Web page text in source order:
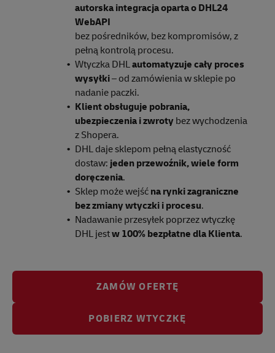
autorska integracja oparta o DHL24
WebAPI
bez pośredników, bez kompromisów, z
pełną kontrolą procesu.
Wtyczka DHLautomatyzuje cały proces
wysyłki– od zamówienia w sklepie po
nadanie paczki.
Klient obsługuje pobrania,
ubezpieczenia i zwroty bez wychodzenia
z Shopera.
DHL daje sklepom pełną elastyczność
dostaw: jeden przewoźnik, wiele form
doręczenia.
Sklep może wejść na rynki zagraniczne
bez zmiany wtyczki i procesu.
Nadawanie przesyłek poprzez wtyczkę
DHL jestw 100% bezpłatne dla Klienta.
ZAMÓW OFERTĘ
POBIERZ WTYCZKĘ